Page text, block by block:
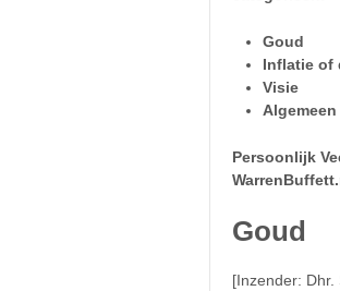
Goud
Inflatie of
Visie
Algemeen
Persoonlijk
Goud
[Inzender: Dhr.